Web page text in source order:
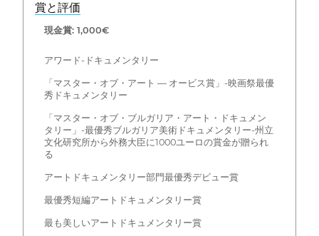
賞と評価
現金賞: 1,000€
アワード-ドキュメンタリー
「マスター・オブ・アート — オービス賞」-映画祭最優
秀ドキュメンタリー
「マスター・オブ・ブルガリア・アート・ドキュメン
タリー」-最優秀ブルガリア美術ドキュメンタリー-州立
文化研究所から外務大臣に1000ユーロの賞金が贈られ
る
アートドキュメンタリー部門最優秀デビュー賞
最優秀短編アートドキュメンタリー賞
最も美しいアートドキュメンタリー賞